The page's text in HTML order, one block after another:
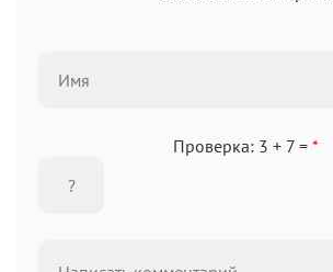
Проверка: 3 + 7 = *